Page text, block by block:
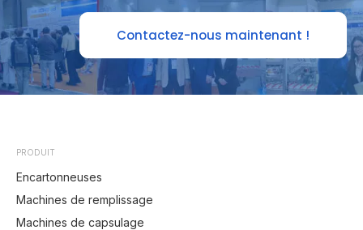
Contactez-nous maintenant !
PRODUIT
Encartonneuses
Machines de remplissage
Machines de capsulage